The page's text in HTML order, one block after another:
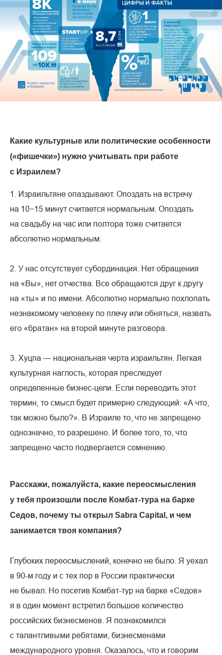
Какие культурные или политические особенности
(«фишечки») нужно учитывать при работе
с Израилем?
1. Израильтяне опаздывают. Опоздать на встречу
на 10−15 минут считается нормальным. Опоздать
на свадьбу на час или полтора тоже считается
абсолютно нормальным.
2. У нас отсутствует субординация. Нет обращения
на «Вы», нет отчества. Все обращаются друг к другу
на «ты» и по имени. Абсолютно нормально похлопать
незнакомому человеку по плечу или обняться, назвать
его «братан» на второй минуте разговора.
3. Хуцпа — национальная черта израильтян. Легкая
культурная наглость, которая преследует
определенные бизнес-цели. Если переводить этот
термин, то смысл будет примерно следующий: «А что,
так можно было?». В Израиле то, что не запрещено
однозначно, то разрешено. И более того, то, что
запрещено часто подвергается сомнению.
Расскажи, пожалуйста, какие переосмысления
у тебя произошли после Комбат-тура на барке
Седов, почему ты открыл Sabra Capital, и чем
занимается твоя компания?
Глубоких переосмыслений, конечно не было. Я уехал
в 90-м году и с тех пор в России практически
не бывал. Но посетив Комбат-тур на барке «Седов»
я в один момент встретил большое количество
российских бизнесменов. Я познакомился
с талантливыми ребятами, бизнесменами
международного уровня. Оказалось, что и говорим